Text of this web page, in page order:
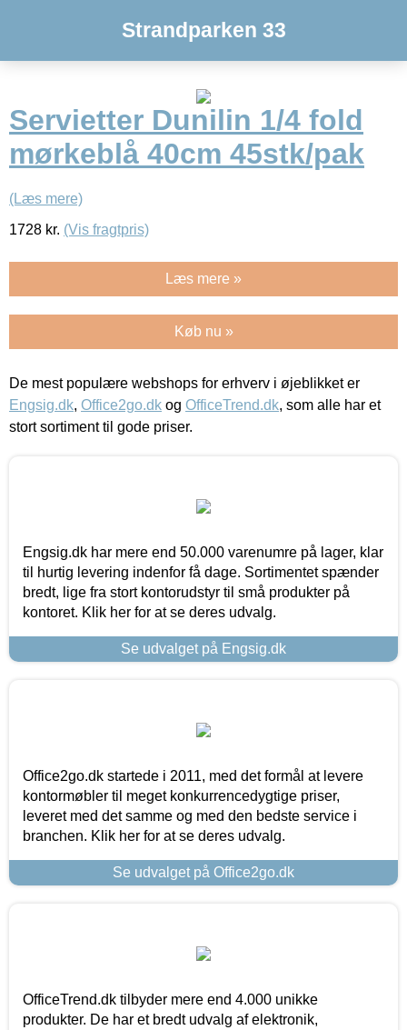
Strandparken 33
Servietter Dunilin 1/4 fold
mørkeblå 40cm 45stk/pak
(Læs mere)
1728 kr. (Vis fragtpris)
Læs mere »
Køb nu »
De mest populære webshops for erhverv i øjeblikket er
Engsig.dk, Office2go.dk og OfficeTrend.dk, som alle har et
stort sortiment til gode priser.
Engsig.dk har mere end 50.000 varenumre på lager, klar
til hurtig levering indenfor få dage. Sortimentet spænder
bredt, lige fra stort kontorudstyr til små produkter på
kontoret. Klik her for at se deres udvalg.
Se udvalget på Engsig.dk
Office2go.dk startede i 2011, med det formål at levere
kontormøbler til meget konkurrencedygtige priser,
leveret med det samme og med den bedste service i
branchen. Klik her for at se deres udvalg.
Se udvalget på Office2go.dk
OfficeTrend.dk tilbyder mere end 4.000 unikke
produkter. De har et bredt udvalg af elektronik,